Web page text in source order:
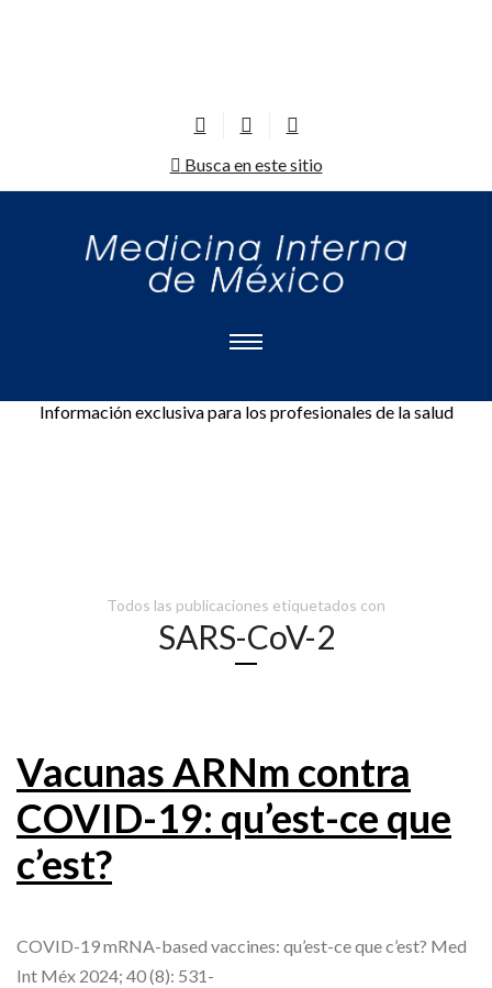
Busca en este sitio
Información exclusiva para los profesionales de la salud
Todos las publicaciones etiquetados con
SARS-CoV-2
Vacunas ARNm contra
COVID-19: qu’est-ce que
c’est?
COVID-19 mRNA-based vaccines: qu’est-ce que c’est? Med
Int Méx 2024; 40 (8): 531-